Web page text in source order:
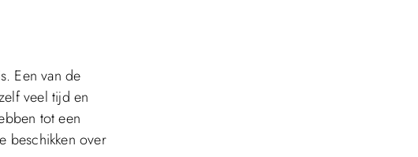
Een van de
veel tijd en
tot een
beschikken over